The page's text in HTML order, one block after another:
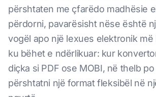
përshtaten me çfarëdo madhësie
përdorni, pavarësisht nëse është
vogël apo një lexues elektronik më
ku bëhet e ndërlikuar: kur
diçka si PDF ose MOBI, në thelb
përshtatni një format fleksibël në